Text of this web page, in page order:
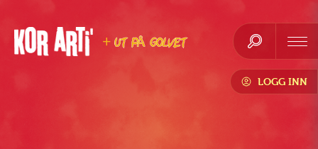
LOGG INN